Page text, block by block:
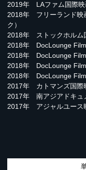
2019年 LAファム国際映
2018年 フリーランド映
ク）
2018年 ストックホルム
2018年 DocLounge Film
2018年 DocLounge Film
2018年 DocLounge Film
2018年 DocLounge Film
2017年 カトマンズ国際
2017年 南アジアドキュ
2017年 アジャルユース